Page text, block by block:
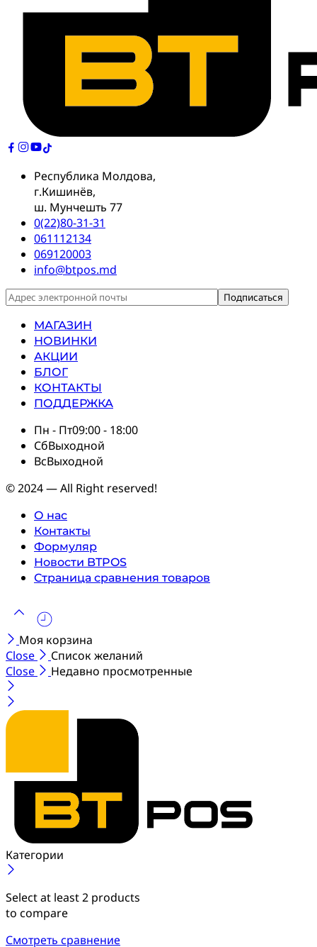
Республика Молдова,
г.Кишинёв,
ш. Мунчешть 77
0(22)80-31-31
061112134
069120003
info@btpos.md
МАГАЗИН
НОВИНКИ
АКЦИИ
БЛОГ
КОНТАКТЫ
ПОДДЕРЖКА
Пн - Пт09:00 - 18:00
СбВыходной
ВсВыходной
© 2024 — All Right reserved!
О нас
Контакты
Формуляр
Новости BTPOS
Страница сравнения товаров
Моя корзина
Close
Список желаний
Close
Недавно просмотренные
Категории
Select at least 2 products
to compare
Смотреть сравнение